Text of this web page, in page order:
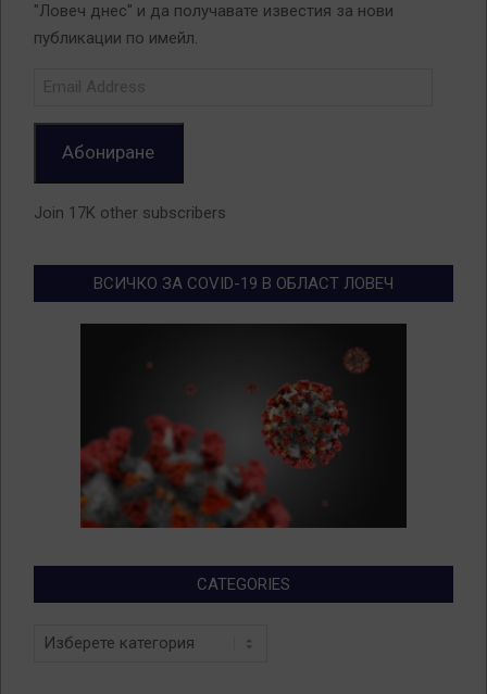
"Ловеч днес" и да получавате известия за нови
публикации по имейл.
Абониране
Join 17K other subscribers
ВСИЧКО ЗА COVID-19 В ОБЛАСТ ЛОВЕЧ
CATEGORIES
Categories